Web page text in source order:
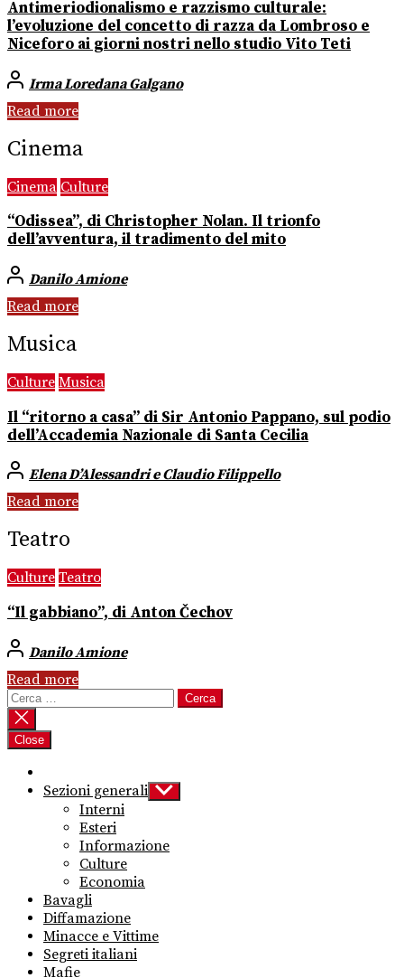
Antimeriodionalismo e razzismo culturale:
l’evoluzione del concetto di razza da Lombroso e
Niceforo ai giorni nostri nello studio Vito Teti
Irma Loredana Galgano
Read more
Cinema
Cinema Culture
“Odissea”, di Christopher Nolan. Il trionfo
dell’avventura, il tradimento del mito
Danilo Amione
Read more
Musica
Culture Musica
Il “ritorno a casa” di Sir Antonio Pappano, sul podio
dell’Accademia Nazionale di Santa Cecilia
Elena D’Alessandri e Claudio Filippello
Read more
Teatro
Culture Teatro
“Il gabbiano”, di Anton Čechov
Danilo Amione
Read more
Ricerca
per:
Close
Sezioni generali Show
sub
Interni
Esteri
Informazione
Culture
Economia
Bavagli
Diffamazione
Minacce e Vittime
Segreti italiani
Mafie